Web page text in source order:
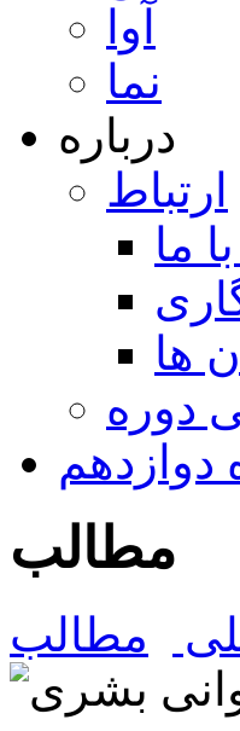
آوا
نما
درباره
ارتباط
ما
ها
دوره
دوازدهم
مطالب
مطالب